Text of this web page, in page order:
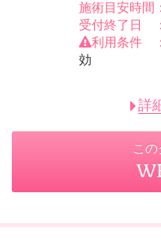
施術目安時間：
受付終了日 ：
利用条件 ：
効
詳
こ